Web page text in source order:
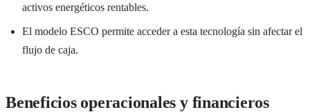
activos energéticos rentables.
El modelo ESCO permite acceder a esta tecnología sin afectar el
flujo de caja.
Beneficios operacionales y financieros